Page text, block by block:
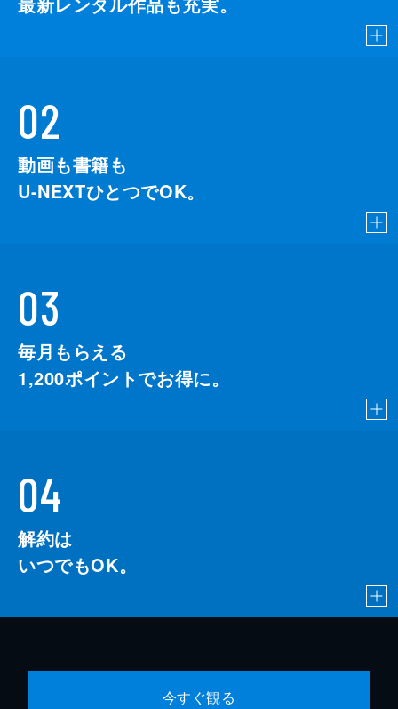
02
動画も書籍も
U-NEXTひとつでOK。
03
毎月もらえる
1,200ポイントでお得に。
04
解約は
いつでもOK。
今すぐ観る